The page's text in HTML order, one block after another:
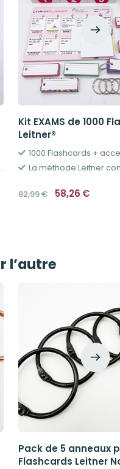
et surligneurs
Kit EXAMS de 1000
Leitner®
1000 Flashcards +
La méthode Leitner
82,99€ Le
prix
58,26 €
l’autre
Pack de 5 anneaux
Flashcards Leitner